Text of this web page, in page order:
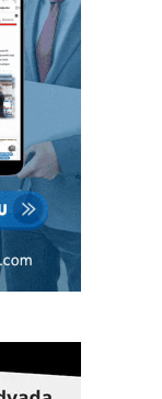
Fuarı
Endüstriyel
5.
ve
sektör
yeni
ev sahipliği
200’ün
hedefliyor.